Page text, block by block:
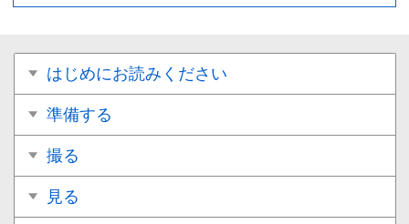
はじめにお読みください
準備する
撮る
見る